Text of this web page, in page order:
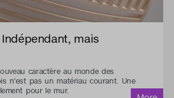
mais
caractère au monde des
n'est pas un matériau courant. Une
pour le mur.